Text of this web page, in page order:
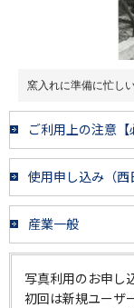
窯入れに準備に忙し
ご利用上の注意【
使用申し込み（西
産業一般
写真利用のお申し
初回は新規ユーザ